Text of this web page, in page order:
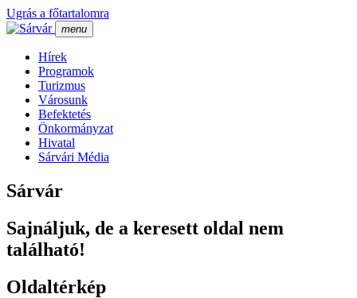
Ugrás a főtartalomra
menu
Hí­rek
Programok
Turizmus
Városunk
Befektetés
Önkormányzat
Hivatal
Sárvári Média
Sárvár
Sajnáljuk, de a keresett oldal nem
található!
Oldaltérkép